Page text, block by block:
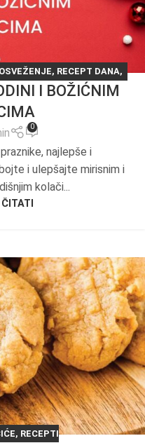
, RECEPT DANA,
I BOŽIĆNIM
0
najlepše i
i ulepšajte mirisnim i
kolači...
, RECEPTI